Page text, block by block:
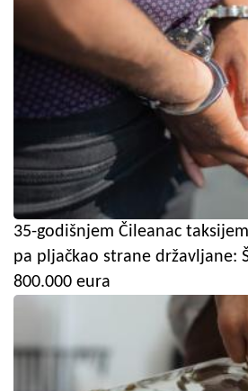
35-godišnjem Čileanac
pa pljačkao strane državljane:
800.000 eura